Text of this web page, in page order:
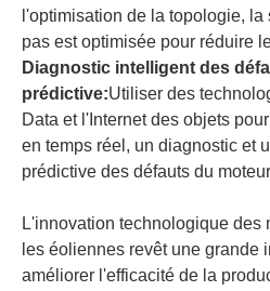
l'optimisation de la topologie, la
pas est optimisée pour réduire
Diagnostic intelligent des
prédictive:Utiliser des
Data et l'Internet des objets
en temps réel, un diagnostic et
prédictive des défauts du
L'innovation technologique des
les éoliennes revêt une grande
améliorer l'efficacité de la